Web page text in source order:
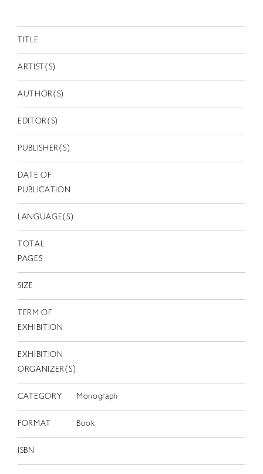
動画
スカラシップ受賞者
JP
TITLE
ARTIST(S)
AUTHOR(S)
EDITOR(S)
PUBLISHER(S)
DATE OF
PUBLICATION
LANGUAGE(S)
TOTAL
PAGES
SIZE
TERM OF
EXHIBITION
EXHIBITION
ORGANIZER(S)
CATEGORY Monograph
FORMAT Book
ISBN